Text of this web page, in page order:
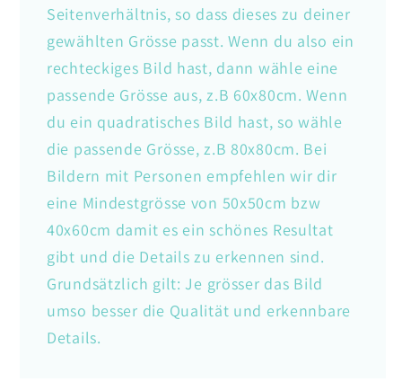
Seitenverhältnis, so dass dieses zu deiner
gewählten Grösse passt. Wenn du also ein
rechteckiges Bild hast, dann wähle eine
passende Grösse aus, z.B 60x80cm. Wenn
du ein quadratisches Bild hast, so wähle
die passende Grösse, z.B 80x80cm. Bei
Bildern mit Personen empfehlen wir dir
eine Mindestgrösse von 50x50cm bzw
40x60cm damit es ein schönes Resultat
gibt und die Details zu erkennen sind.
Grundsätzlich gilt: Je grösser das Bild
umso besser die Qualität und erkennbare
Details.